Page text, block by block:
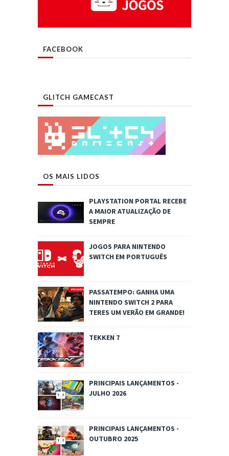
FACEBOOK
GLITCH GAMECAST
OS MAIS LIDOS
PLAYSTATION PORTAL RECEBE
A MAIOR ATUALIZAÇÃO DE
SEMPRE
JOGOS PARA NINTENDO
SWITCH EM PORTUGUÊS
PASSATEMPO: GANHA UMA
NINTENDO SWITCH 2 PARA
TERES UM VERÃO EM GRANDE!
TEKKEN 7
PRINCIPAIS LANÇAMENTOS -
JULHO 2026
PRINCIPAIS LANÇAMENTOS -
OUTUBRO 2025